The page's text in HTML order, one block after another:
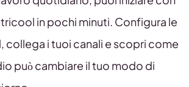
in pochi minuti. Configura le
collega i tuoi canali e scopri come
può cambiare il tuo modo di